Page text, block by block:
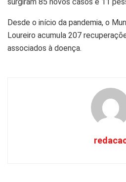
Desde o início da pandemia, o
Loureiro acumula 207
associados à doença.